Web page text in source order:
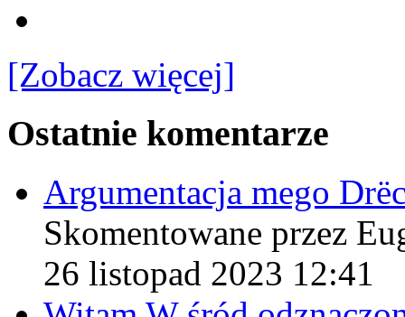
[Zobacz więcej]
Ostatnie komentarze
Argumentacja mego
Skomentowane przez
26 listopad 2023 12:41